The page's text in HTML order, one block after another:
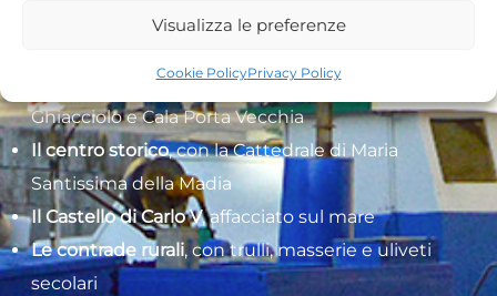
Visualizza le preferenze
Cookie PolicyPrivacy Policy
Le calette e le spiagge sabbiosecome Porto
Ghiacciolo e Cala Porta Vecchia
Il centro storico, con la Cattedrale di Maria
Santissima della Madia
Il Castello di Carlo V, affacciato sul mare
Le contrade rurali, con trulli, masserie e uliveti
secolari